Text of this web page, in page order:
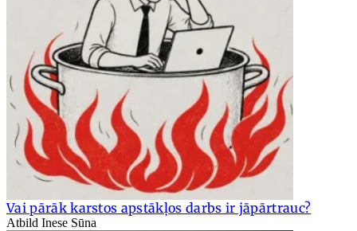
Vai pārāk karstos apstākļos darbs ir jāpārtrauc?
Atbild Inese Sūna